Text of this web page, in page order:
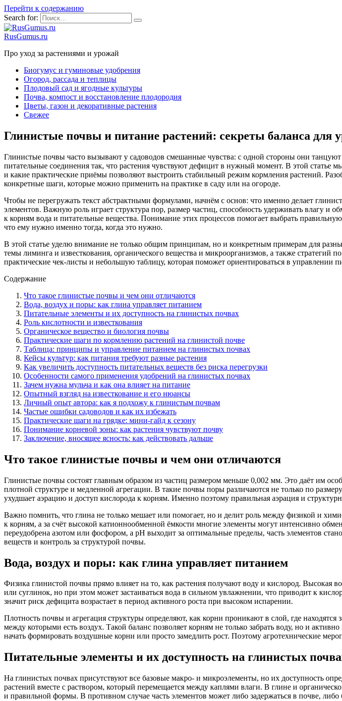
Перейти к содержанию
Search for:
RusGumus.ru
Про уход за растениями и урожай
Биогумус и гуминовые удобрения
Огород, рассада и теплицы
Плодовый сад и ягодные культуры
Почва, компост и восстановление плодородия
Цветы, газон и декоративные растения
Свежее
Глинистые почвы и питание растений: секреты баланса для
Глинистые почвы часто вызывают у садоводов смешанные чувства: с одной стороны они
питательные соединения так, что растения чувствуют дефицит в нужный момент. В этой статье
и какие практические приёмы позволяют выстроить стабильный режим кормления растений.
конкретные шаги, которые можно применить на практике в саду или на огороде.
Чтобы не перегружать текст абстрактными формулами, начнём с основ: что именно делает
элементов. Важную роль играет структура пор, размер частиц, способность удерживать влагу
к корням вода и питательные вещества. Понимание этих процессов помогает выбрать
что ему нужно именно тогда, когда это нужно.
В этой статье уделю внимание не только общим принципам, но и конкретным примерам для
темы лиминга и известкования, органического вещества и микроорганизмов, а также
практические чек-листы и небольшую таблицу, которая поможет ориентироваться в управлении
Содержание
Что такое глинистые почвы и чем они отличаются
Вода, воздух и поры: как глина управляет питанием
Питательные элементы и их доступность на глинистых почвах
Роль кислотности и известкования
Органическое вещество и биология почвы
Практические шаги по кормлению растений на глинистой почве
Таблица: принципы и управление питанием на глинистых почвах
Кейсы культур: как питания требуют разные растения
Как увеличить доступность питательных веществ без риска перегрузки
Особенности самого применения удобрений на глинистых почвах
Зачем нужна мульча и как она влияет на питание
Опытный взгляд на известкование и его нюансы
Личный опыт автора: как я подхожу к глинистым почвам
Частые ошибки садоводов и как их избежать
Практические шаги на грядке: мини-гайд к сезону
Понимание корневой зоны: как растения чувствуют почву
Заключение, вносящее ясность: как действовать дальше
Что такое глинистые почвы и чем они отличаются
Глинистые почвы состоят главным образом из частиц размером меньше 0,002 мм. Это даёт им
плотной структуре и медленной агрегации. В такие почвы поры различаются не только по
ухудшает аэрацию и доступ кислорода к корням. Именно поэтому правильная аэрация и
Важно помнить, что глина не только мешает или помогает, но и делит роль между физикой и
к корням, а за счёт высокой катионнообменной ёмкости многие элементы могут интенсивно
переудобрена азотом или фосфором, а pH выходит за оптимальные пределы, часть элементов
веществ и контроль за структурой почвы.
Вода, воздух и поры: как глина управляет питанием
Физика глинистой почвы прямо влияет на то, как растения получают воду и кислород. Высокая
или суглинок, но при этом может застаиваться вода в сильном увлажнении, что приводит к
значит риск дефицита возрастает в период активного роста при высоком испарении.
Плотность почвы и агрегация структуры определяют, как корни проникают в слой, где
между которыми есть воздух. Такой баланс позволяет корням не только забрать воду, но и
начать формировать воздушные корни или просто замедлить рост. Поэтому агротехнические
Питательные элементы и их доступность на глинистых
На глинистых почвах присутствуют все базовые макро- и микроэлементы, но их доступность
растений вместе с раствором, который перемещается между каплями влаги. В глине и
и правильной формы. В противном случае часть элементов может либо задержаться в почве,